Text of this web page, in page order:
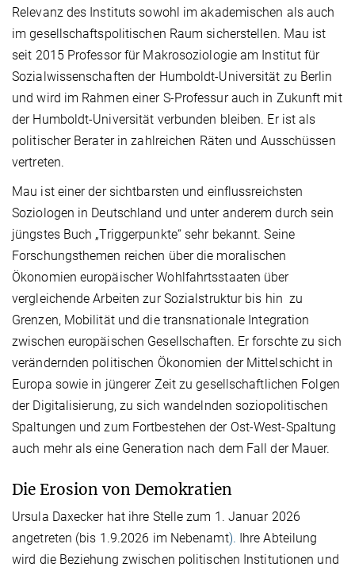
Relevanz des Instituts sowohl im akademischen als auch
im gesellschaftspolitischen Raum sicherstellen. Mau ist
seit 2015 Professor für Makrosoziologie am Institut für
Sozialwissenschaften der Humboldt-Universität zu Berlin
und wird im Rahmen einer S-Professur auch in Zukunft mit
der Humboldt-Universität verbunden bleiben. Er ist als
politischer Berater in zahlreichen Räten und Ausschüssen
vertreten.
Mau ist einer der sichtbarsten und einflussreichsten
Soziologen in Deutschland und unter anderem durch sein
jüngstes Buch „Triggerpunkte“ sehr bekannt. Seine
Forschungsthemen reichen über die moralischen
Ökonomien europäischer Wohlfahrtsstaaten über
vergleichende Arbeiten zur Sozialstruktur bis hin zu
Grenzen, Mobilität und die transnationale Integration
zwischen europäischen Gesellschaften. Er forschte zu sich
verändernden politischen Ökonomien der Mittelschicht in
Europa sowie in jüngerer Zeit zu gesellschaftlichen Folgen
der Digitalisierung, zu sich wandelnden soziopolitischen
Spaltungen und zum Fortbestehen der Ost-West-Spaltung
auch mehr als eine Generation nach dem Fall der Mauer.
Die Erosion von Demokratien
Ursula Daxecker hat ihre Stelle zum 1. Januar 2026
angetreten (bis 1.9.2026 im Nebenamt). Ihre Abteilung
wird die Beziehung zwischen politischen Institutionen und